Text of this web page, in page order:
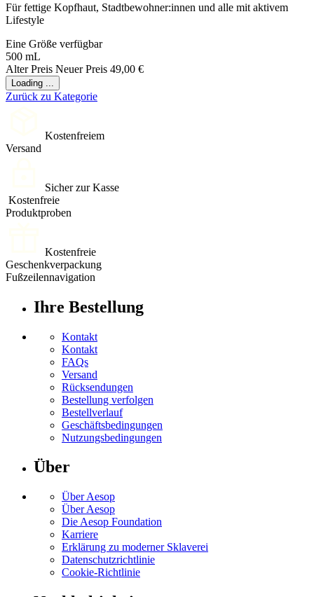
Für fettige Kopfhaut, Stadtbewohner:innen und alle mit aktivem
Lifestyle
Eine Größe verfügbar
500 mL
Alter Preis Neuer Preis 49,00 €
Loading ...
Zurück zu Kategorie
Kostenfreiem
Versand
Sicher zur Kasse
Kostenfreie
Produktproben
Kostenfreie
Geschenkverpackung
Fußzeilennavigation
Ihre Bestellung
Kontakt
Kontakt
FAQs
Versand
Rücksendungen
Bestellung verfolgen
Bestellverlauf
Geschäftsbedingungen
Nutzungsbedingungen
Über
Über Aesop
Über Aesop
Die Aesop Foundation
Karriere
Erklärung zu moderner Sklaverei
Datenschutzrichtlinie
Cookie-Richtlinie